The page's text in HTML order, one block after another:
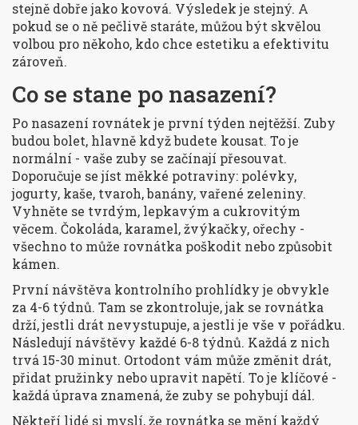
stejně dobře jako kovová. Výsledek je stejný. A
pokud se o ně pečlivě staráte, můžou být skvělou
volbou pro někoho, kdo chce estetiku a efektivitu
zároveň.
Co se stane po nasazení?
Po nasazení rovnátek je první týden nejtěžší. Zuby
budou bolet, hlavně když budete kousat. To je
normální - vaše zuby se začínají přesouvat.
Doporučuje se jíst měkké potraviny: polévky,
jogurty, kaše, tvaroh, banány, vařené zeleniny.
Vyhněte se tvrdým, lepkavým a cukrovitým
věcem. Čokoláda, karamel, žvýkačky, ořechy -
všechno to může rovnátka poškodit nebo způsobit
kámen.
První návštěva kontrolního prohlídky je obvykle
za 4-6 týdnů. Tam se zkontroluje, jak se rovnátka
drží, jestli drát nevystupuje, a jestli je vše v pořádku.
Následují návštěvy každé 6-8 týdnů. Každá z nich
trvá 15-30 minut. Ortodont vám může změnit drát,
přidat pružinky nebo upravit napětí. To je klíčové -
každá úprava znamená, že zuby se pohybují dál.
Někteří lidé si myslí, že rovnátka se mění každý